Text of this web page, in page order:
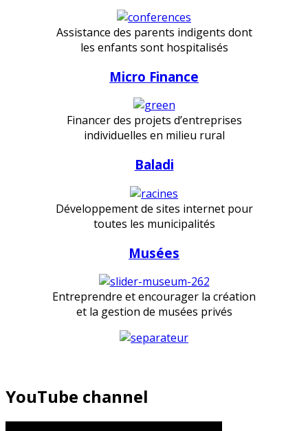
Assistance des parents indigents dont
les enfants sont hospitalisés
Micro Finance
Financer des projets d’entreprises
individuelles en milieu rural
Baladi
Développement de sites internet pour
toutes les municipalités
Musées
Entreprendre et encourager la création
et la gestion de musées privés
YouTube channel